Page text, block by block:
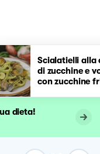
Scialatielli alla
di zucchine e
con zucchine
dieta!